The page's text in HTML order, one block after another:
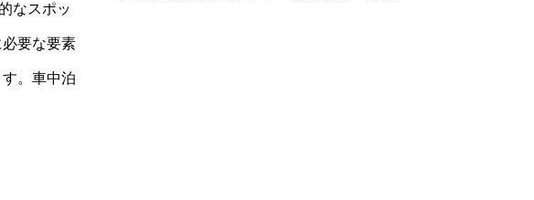
なスポッ
要な要素
。車中泊